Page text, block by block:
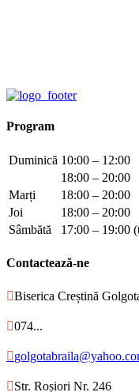
Program
Duminică 10:00 – 12:00
18:00 – 20:00
Marți
18:00 – 20:00
Joi
18:00 – 20:00
Sâmbătă
17:00 – 19:00
Contactează-ne
Biserica Creștină
074...

Str. Roșiori Nr. 246